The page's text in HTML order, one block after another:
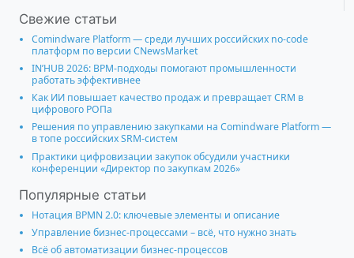
Свежие статьи
Comindware Platform — среди лучших российских no-code
платформ по версии CNewsMarket
IN’HUB 2026: BPM-подходы помогают промышленности
работать эффективнее
Как ИИ повышает качество продаж и превращает CRM в
цифрового РОПа
Решения по управлению закупками на Comindware Platform —
в топе российских SRM-систем
Практики цифровизации закупок обсудили участники
конференции «Директор по закупкам 2026»
Популярные статьи
Нотация BPMN 2.0: ключевые элементы и описание
Управление бизнес-процессами – всё, что нужно знать
Всё об автоматизации бизнес-процессов